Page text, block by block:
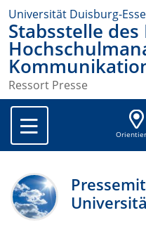
Universität Duisburg-
Stabsstelle
Ressort Presse